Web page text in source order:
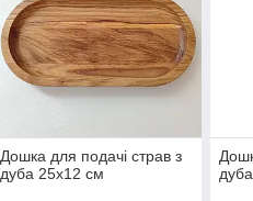
Дошка для подачі страв з
дуба 25х12 см